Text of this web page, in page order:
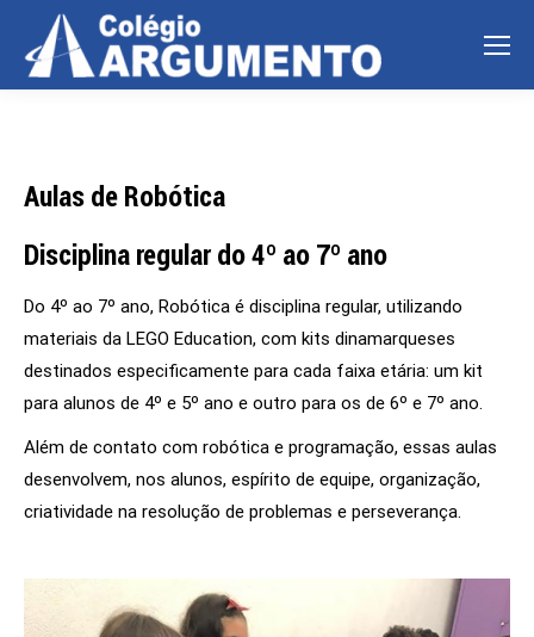
Aulas de Robótica
Disciplina regular do 4º ao 7º ano
Do 4º ao 7º ano, Robótica é disciplina regular, utilizando
materiais da LEGO Education, com kits dinamarqueses
destinados especificamente para cada faixa etária: um kit
para alunos de 4º e 5º ano e outro para os de 6º e 7º ano.
Além de contato com robótica e programação, essas aulas
desenvolvem, nos alunos, espírito de equipe, organização,
criatividade na resolução de problemas e perseverança.